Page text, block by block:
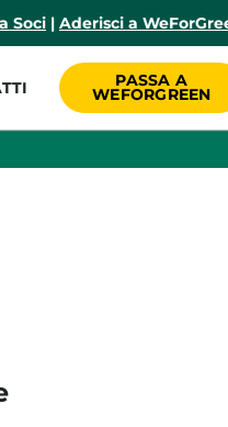
Soci | Aderisci a
PASSA A
WEFORGREEN